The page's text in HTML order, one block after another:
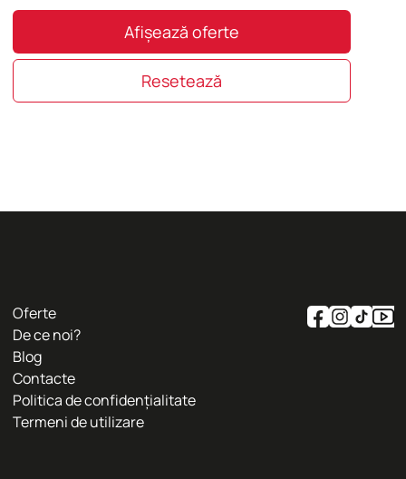
Afișează oferte
Resetează
Oferte
De ce noi?
Blog
Contacte
Politica de confidențialitate
Termeni de utilizare